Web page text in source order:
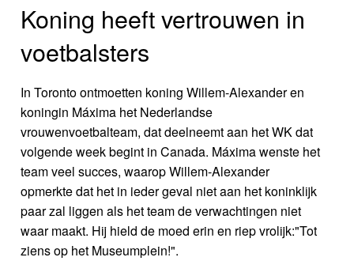
Koning heeft vertrouwen in
voetbalsters
In Toronto ontmoetten koning Willem-Alexander en
koningin Máxima het Nederlandse
vrouwenvoetbalteam, dat deelneemt aan het WK dat
volgende week begint in Canada. Máxima wenste het
team veel succes, waarop Willem-Alexander
opmerkte dat het in ieder geval niet aan het koninklijk
paar zal liggen als het team de verwachtingen niet
waar maakt. Hij hield de moed erin en riep vrolijk:"Tot
ziens op het Museumplein!".